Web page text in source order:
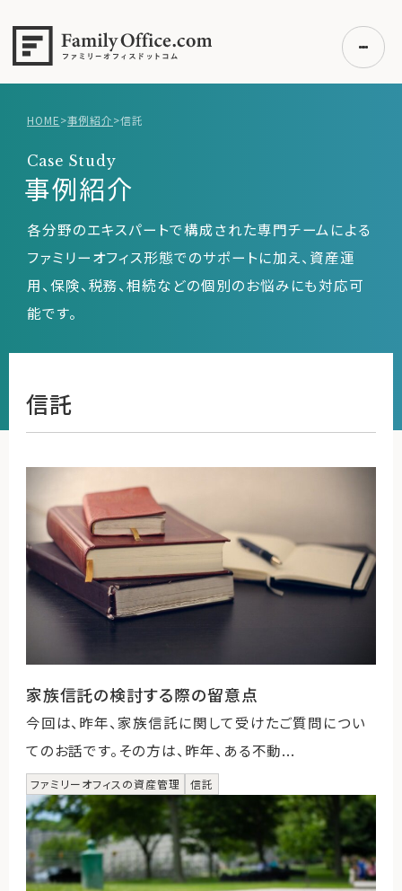
ご利用の流れ・プラン
事例紹介
エキスパート一覧
無料講座
運営会社
ファミリーオフィスとは
関連書籍
メールマガジン登録
よくある質問
HOME>事例紹介>信託
Case Study
事例紹介
各分野のエキスパートで構成された専門チームによる
ファミリーオフィス形態でのサポートに加え、資産運
用、保険、税務、相続などの個別のお悩みにも対応可
能です。
信託
家族信託の検討する際の留意点
今回は、昨年、家族信託に関して受けたご質問につい
てのお話です。その方は、昨年、ある不動...
ファミリーオフィスの資産管理 信託